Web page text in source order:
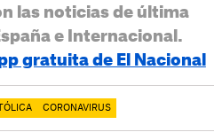
las noticias de última
e Internacional.
gratuita de El Nacional
CORONAVIRUS